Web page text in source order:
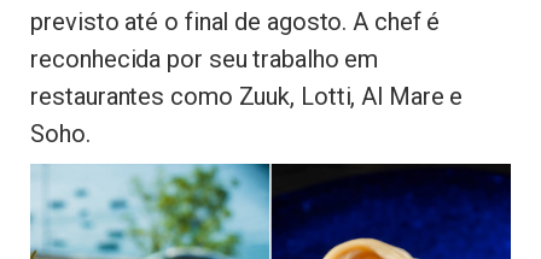
previsto até o final de agosto. A chef é
reconhecida por seu trabalho em
restaurantes como Zuuk, Lotti, Al Mare e
Soho.